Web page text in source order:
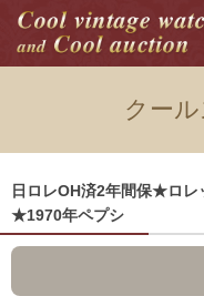
クー
日ロレOH済2年間保★ロ
★1970年ペプシ